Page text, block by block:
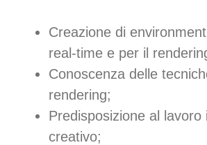
Creazione di
real-time e per il
Conoscenza delle
rendering;
Predisposizione al lavoro
creativo;